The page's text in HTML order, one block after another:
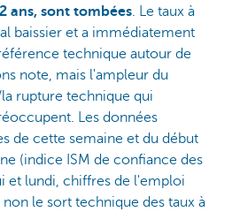
ans, sont tombées. Le taux à
baissier et a immédiatement
technique autour de
note, mais l'ampleur du
rupture technique qui
Les données
de cette semaine et du début
(indice ISM de confiance des
et lundi, chiffres de l'emploi
le sort technique des taux à